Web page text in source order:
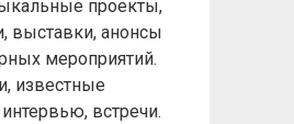
проекты,
выставки, анонсы
мероприятий.
известные
встречи.